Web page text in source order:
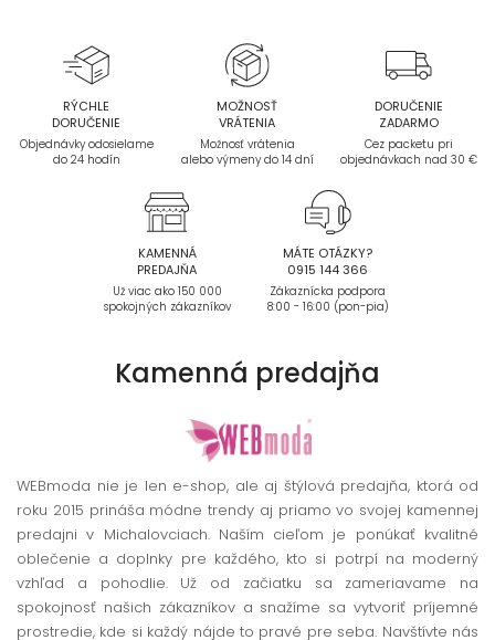
RÝCHLE
DORUČENIE
Objednávky odosielame
do 24 hodín
MOŽNOSŤ
VRÁTENIA
Možnosť vrátenia
alebo výmeny do 14 dní
DORUČENIE
ZADARMO
Cez packetu pri
objednávkach nad 30 €
KAMENNÁ
PREDAJŇA
Už viac ako 150 000
spokojných zákazníkov
MÁTE OTÁZKY?
0915 144 366
Zákaznícka podpora
8:00 - 16:00 (pon-pia)
Kamenná predajňa
WEBmoda nie je len e-shop, ale aj štýlová predajňa, ktorá od
roku 2015 prináša módne trendy aj priamo vo svojej kamennej
predajni v Michalovciach. Naším cieľom je ponúkať kvalitné
oblečenie a doplnky pre každého, kto si potrpí na moderný
vzhľad a pohodlie. Už od začiatku sa zameriavame na
spokojnosť našich zákazníkov a snažíme sa vytvoriť príjemné
prostredie, kde si každý nájde to pravé pre seba. Navštívte nás